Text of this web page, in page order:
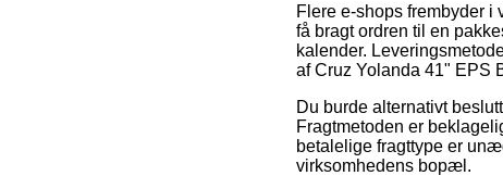
Flere e-shops frembyder i
få bragt ordren til en
kalender.
af Cruz Yolanda 41" EPS
Du burde alternativt
Fragtmetoden er
betalelige fragttype er
virksomhedens bopæl.